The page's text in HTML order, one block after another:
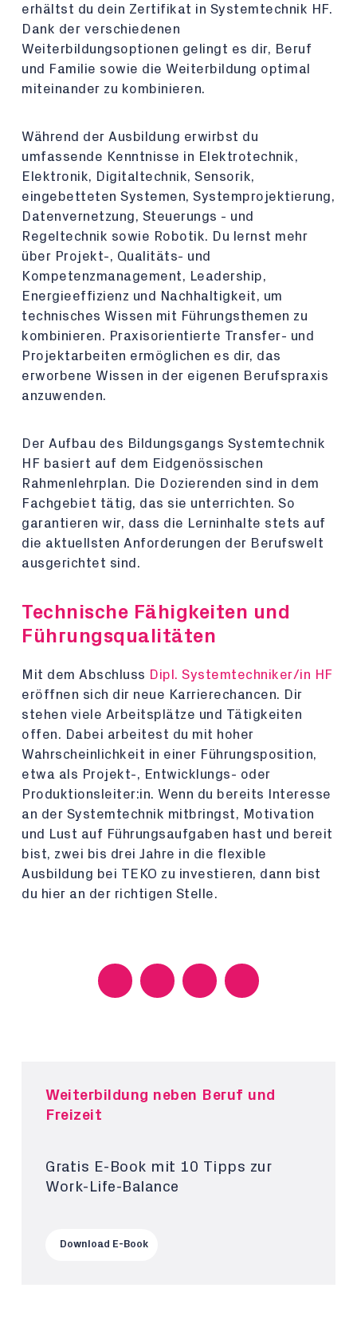
erhältst du dein Zertifikat in Systemtechnik HF.
Dank der verschiedenen
Weiterbildungsoptionen gelingt es dir, Beruf
und Familie sowie die Weiterbildung optimal
miteinander zu kombinieren.
Während der Ausbildung erwirbst du
umfassende Kenntnisse in Elektrotechnik,
Elektronik, Digitaltechnik, Sensorik,
eingebetteten Systemen, Systemprojektierung,
Datenvernetzung, Steuerungs - und
Regeltechnik sowie Robotik. Du lernst mehr
über Projekt-, Qualitäts- und
Kompetenzmanagement, Leadership,
Energieeffizienz und Nachhaltigkeit, um
technisches Wissen mit Führungsthemen zu
kombinieren. Praxisorientierte Transfer- und
Projektarbeiten ermöglichen es dir, das
erworbene Wissen in der eigenen Berufspraxis
anzuwenden.
Der Aufbau des Bildungsgangs Systemtechnik
HF basiert auf dem Eidgenössischen
Rahmenlehrplan. Die Dozierenden sind in dem
Fachgebiet tätig, das sie unterrichten. So
garantieren wir, dass die Lerninhalte stets auf
die aktuellsten Anforderungen der Berufswelt
ausgerichtet sind.
Technische Fähigkeiten und
Führungsqualitäten
Mit dem Abschluss Dipl. Systemtechniker/in HF
eröffnen sich dir neue Karrierechancen. Dir
stehen viele Arbeitsplätze und Tätigkeiten
offen. Dabei arbeitest du mit hoher
Wahrscheinlichkeit in einer Führungsposition,
etwa als Projekt-, Entwicklungs- oder
Produktionsleiter:in. Wenn du bereits Interesse
an der Systemtechnik mitbringst, Motivation
und Lust auf Führungsaufgaben hast und bereit
bist, zwei bis drei Jahre in die flexible
Ausbildung bei TEKO zu investieren, dann bist
du hier an der richtigen Stelle.
Weiterbildung neben Beruf und
Freizeit
Gratis E-Book mit 10 Tipps zur
Work-Life-Balance
Download E-Book